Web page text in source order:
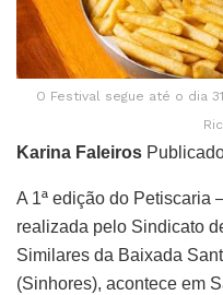
O Festival segue até o dia
Karina Faleiros
A 1ª edição do Petiscaria
realizada pelo Sindicato
Similares da Baixada
(Sinhores), acontece em